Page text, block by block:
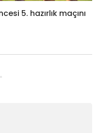
5. hazırlık maçını